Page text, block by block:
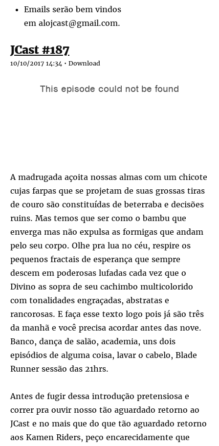
Emails serão bem vindos
em alojcast@gmail.com.
JCast #187
10/10/2017 14:34 • Download
A madrugada açoita nossas almas com um chicote
cujas farpas que se projetam de suas grossas tiras
de couro são constituídas de beterraba e decisões
ruins. Mas temos que ser como o bambu que
enverga mas não expulsa as formigas que andam
pelo seu corpo. Olhe pra lua no céu, respire os
pequenos fractais de esperança que sempre
descem em poderosas lufadas cada vez que o
Divino as sopra de seu cachimbo multicolorido
com tonalidades engraçadas, abstratas e
rancorosas. E faça esse texto logo pois já são três
da manhã e você precisa acordar antes das nove.
Banco, dança de salão, academia, uns dois
episódios de alguma coisa, lavar o cabelo, Blade
Runner sessão das 21hrs.
Antes de fugir dessa introdução pretensiosa e
correr pra ouvir nosso tão aguardado retorno ao
JCast e no mais que do que tão aguardado retorno
aos Kamen Riders, peço encarecidamente que